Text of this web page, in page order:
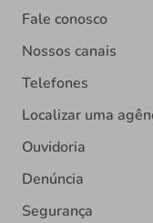
Fale conosco
Nossos canais
Telefones
Localizar uma
Ouvidoria
Denúncia
Segurança